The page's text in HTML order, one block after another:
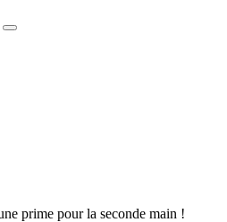
prime pour la seconde main !